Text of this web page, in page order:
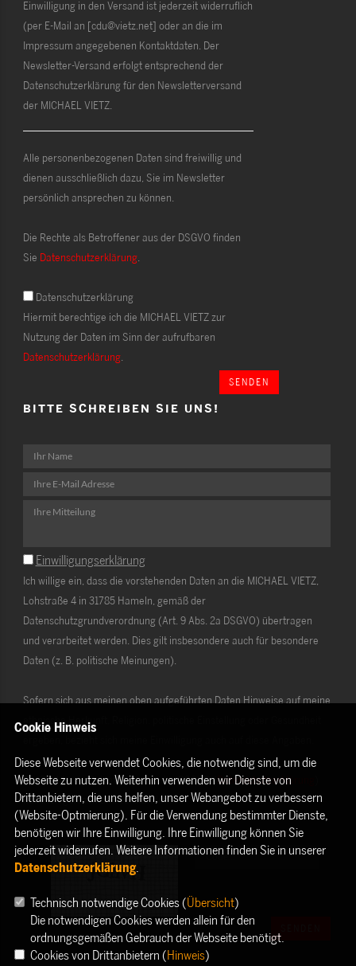
Einwilligung in den Versand ist jederzeit widerruflich
(per E-Mail an [cdu@vietz.net] oder an die im
Impressum angegebenen Kontaktdaten. Der
Newsletter-Versand erfolgt entsprechend der
Datenschutzerklärung für den Newsletterversand
der MICHAEL VIETZ.
Alle personenbezogenen Daten sind freiwillig und
dienen ausschließlich dazu, Sie im Newsletter
persönlich ansprechen zu können.
Die Rechte als Betroffener aus der DSGVO finden
Sie Datenschutzerklärung.
Datenschutzerklärung
Hiermit berechtige ich die MICHAEL VIETZ zur
Nutzung der Daten im Sinn der aufrufbaren
Datenschutzerklärung.
SENDEN
BITTE SCHREIBEN SIE UNS!
Einwilligungserklärung
Ich willige ein, dass die vorstehenden Daten an die MICHAEL VIETZ,
Lohstraße 4 in 31785 Hameln, gemäß der
Datenschutzgrundverordnung (Art. 9 Abs. 2a DSGVO) übertragen
und verarbeitet werden. Dies gilt insbesondere auch für besondere
Daten (z. B. politische Meinungen).
Sofern sich aus meinen oben aufgeführten Daten Hinweise auf meine
ethnische Herkunft, Religion, politische Einstellung oder Gesundheit
Die Rechte als Betroffener aus der DSGVO ( Datenschutzerklärung
habe ich gelesen und verstanden.
Cookie Hinweis
Diese Webseite verwendet Cookies, die notwendig sind, um die
Webseite zu nutzen. Weiterhin verwenden wir Dienste von
Drittanbietern, die uns helfen, unser Webangebot zu verbessern
(Website-Optmierung). Für die Verwendung bestimmter Dienste,
benötigen wir Ihre Einwilligung. Ihre Einwilligung können Sie
jederzeit widerrufen. Weitere Informationen finden Sie in unserer
Datenschutzerklärung.
Technisch notwendige Cookies (Übersicht)
Die notwendigen Cookies werden allein für den
ordnungsgemäßen Gebrauch der Webseite benötigt.
Cookies von Drittanbietern (Hinweis)